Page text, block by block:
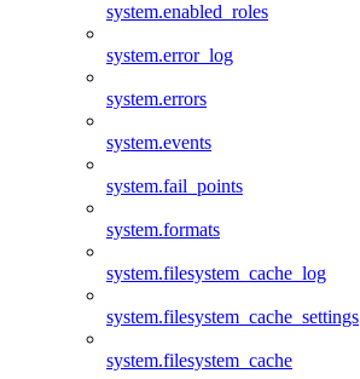
system.enabled_roles
system.error_log
system.errors
system.events
system.fail_points
system.formats
system.filesystem_cache_log
system.filesystem_cache_settings
system.filesystem_cache